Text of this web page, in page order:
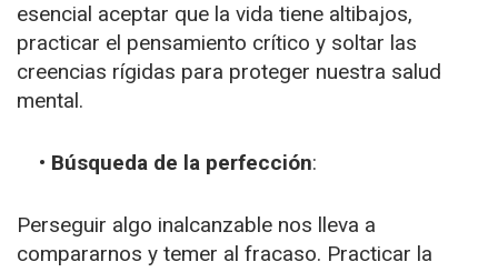
esencial aceptar que la vida tiene altibajos,
practicar el pensamiento crítico y soltar las
creencias rígidas para proteger nuestra salud
mental.
• Búsqueda de la perfección:
Perseguir algo inalcanzable nos lleva a
compararnos y temer al fracaso. Practicar la